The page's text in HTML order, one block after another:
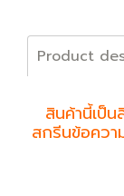
Product
สินค้านี้เป็
สกรีนข้อคว